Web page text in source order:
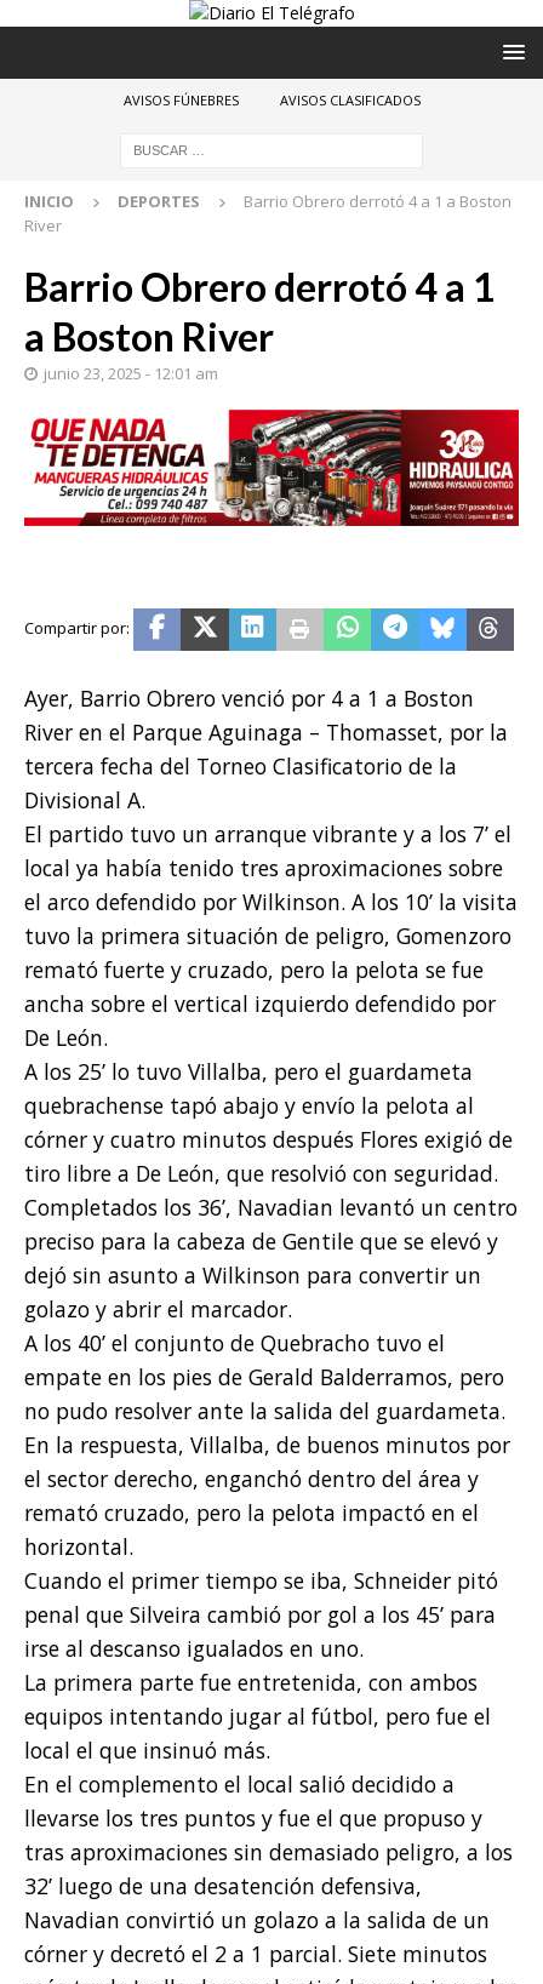
AVISOS FÚNEBRES AVISOS CLASIFICADOS
INICIO DEPORTES
Barrio Obrero derrotó 4 a 1 a Boston
River
Barrio Obrero derrotó 4 a 1
a Boston River
junio 23, 2025 - 12:01 am
Ayer, Barrio Obrero venció por 4 a 1 a Boston
River en el Parque Aguinaga – Thomasset, por la
tercera fecha del Torneo Clasificatorio de la
Divisional A.
El partido tuvo un arranque vibrante y a los 7’ el
local ya había tenido tres aproximaciones sobre
el arco defendido por Wilkinson. A los 10’ la visita
tuvo la primera situación de peligro, Gomenzoro
remató fuerte y cruzado, pero la pelota se fue
ancha sobre el vertical izquierdo defendido por
De León.
A los 25’ lo tuvo Villalba, pero el guardameta
quebrachense tapó abajo y envío la pelota al
córner y cuatro minutos después Flores exigió de
tiro libre a De León, que resolvió con seguridad.
Completados los 36’, Navadian levantó un centro
preciso para la cabeza de Gentile que se elevó y
dejó sin asunto a Wilkinson para convertir un
golazo y abrir el marcador.
A los 40’ el conjunto de Quebracho tuvo el
empate en los pies de Gerald Balderramos, pero
no pudo resolver ante la salida del guardameta.
En la respuesta, Villalba, de buenos minutos por
el sector derecho, enganchó dentro del área y
remató cruzado, pero la pelota impactó en el
horizontal.
Cuando el primer tiempo se iba, Schneider pitó
penal que Silveira cambió por gol a los 45’ para
irse al descanso igualados en uno.
La primera parte fue entretenida, con ambos
equipos intentando jugar al fútbol, pero fue el
local el que insinuó más.
En el complemento el local salió decidido a
llevarse los tres puntos y fue el que propuso y
tras aproximaciones sin demasiado peligro, a los
32’ luego de una desatención defensiva,
Navadian convirtió un golazo a la salida de un
córner y decretó el 2 a 1 parcial. Siete minutos